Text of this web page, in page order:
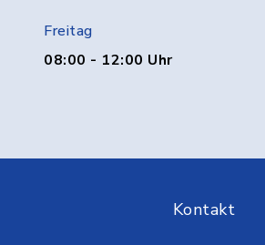
Freitag
08:00 - 12:00 Uhr
Kontakt